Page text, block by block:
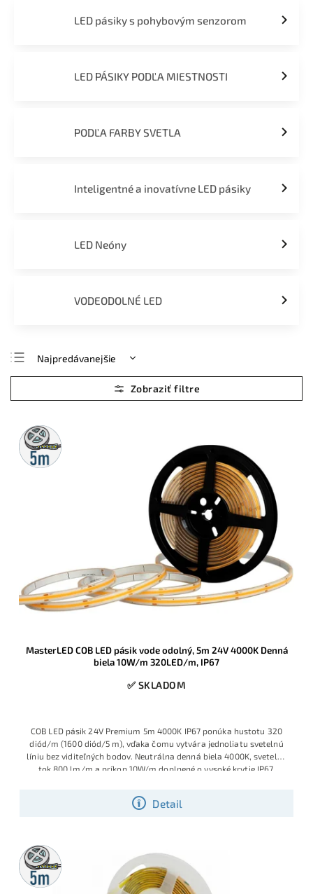
LED pásiky s pohybovým senzorom
LED PÁSIKY PODĽA MIESTNOSTI
PODĽA FARBY SVETLA
Inteligentné a inovatívne LED pásiky
LED Neóny
VODEODOLNÉ LED
Najpredávanejšie
Najlacnejšie
Najdrahšie
Abecedne
5m
rolka
MasterLED COB LED pásik vode odolný, 5m 24V 4000K Denná
biela 10W/m 320LED/m, IP67
✅ SKLADOM
Detail
COB LED pásik 24V Premium 5m 4000K IP67 ponúka hustotu 320
diód/m (1600 diód/5 m), vďaka čomu vytvára jednoliatu svetelnú
líniu bez viditeľných bodov. Neutrálna denná biela 4000K, svetelný
tok 800 lm/m a príkon 10W/m doplnené o vysoké krytie IP67,
wellness a iné vlhké prostredia.
5m
rolka